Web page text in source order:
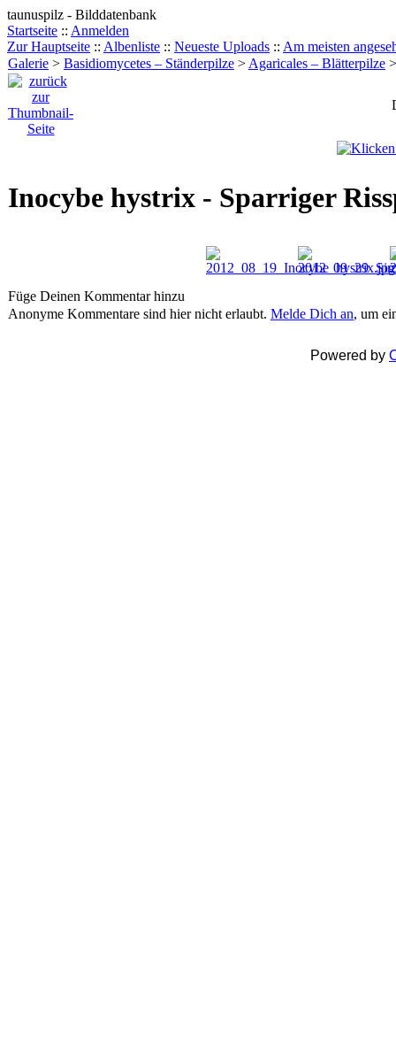
taunuspilz - Bilddatenbank
Startseite :: Anmelden
Zur Hauptseite :: Albenliste :: Neueste Uploads :: Am meisten
Galerie > Basidiomycetes – Ständerpilze > Agaricales – Blätterpilze
Inocybe hystrix - Sparriger
Füge Deinen Kommentar hinzu
Anonyme Kommentare sind hier nicht erlaubt. Melde Dich an, um
Powered by